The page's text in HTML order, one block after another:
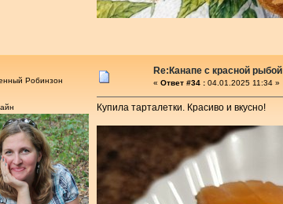
Робинзон
Re:Канапе с красной рыбой
« Ответ #34 : 04.01.2025 11:34 »
Купила тарталетки. Красиво и вкусно!